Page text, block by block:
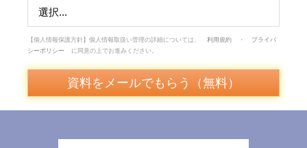
【個人情報保護方針】個人情報取扱い管理の詳細については、 利用規約 ・
プライバ
シーポリシー
に同意の上でお進みください。
資料をメールでもらう（無料）